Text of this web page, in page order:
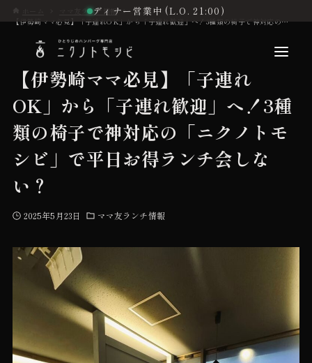
ディナー営業中 (L.O. 21:00)
こだわり
お品書き
初めての方へ
店舗情報
ママ友ランチ情報
【伊勢崎ママ必見】「子連れOK」から「子連れ歓迎」へ！3種類の椅子で神対応の「ニクノトモシビ」で平日お得ランチ会しない？
【伊勢崎ママ必見】「子連れ
OK」から「子連れ歓迎」へ！3種
類の椅子で神対応の「ニクノトモ
シビ」で平日お得ランチ会しな
い？
2025年5月23日 ママ友ランチ情報